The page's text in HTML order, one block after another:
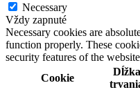
Necessary
Vždy zapnuté
Necessary cookies are
function properly. These
security features of the
Cookie
Dĺžka